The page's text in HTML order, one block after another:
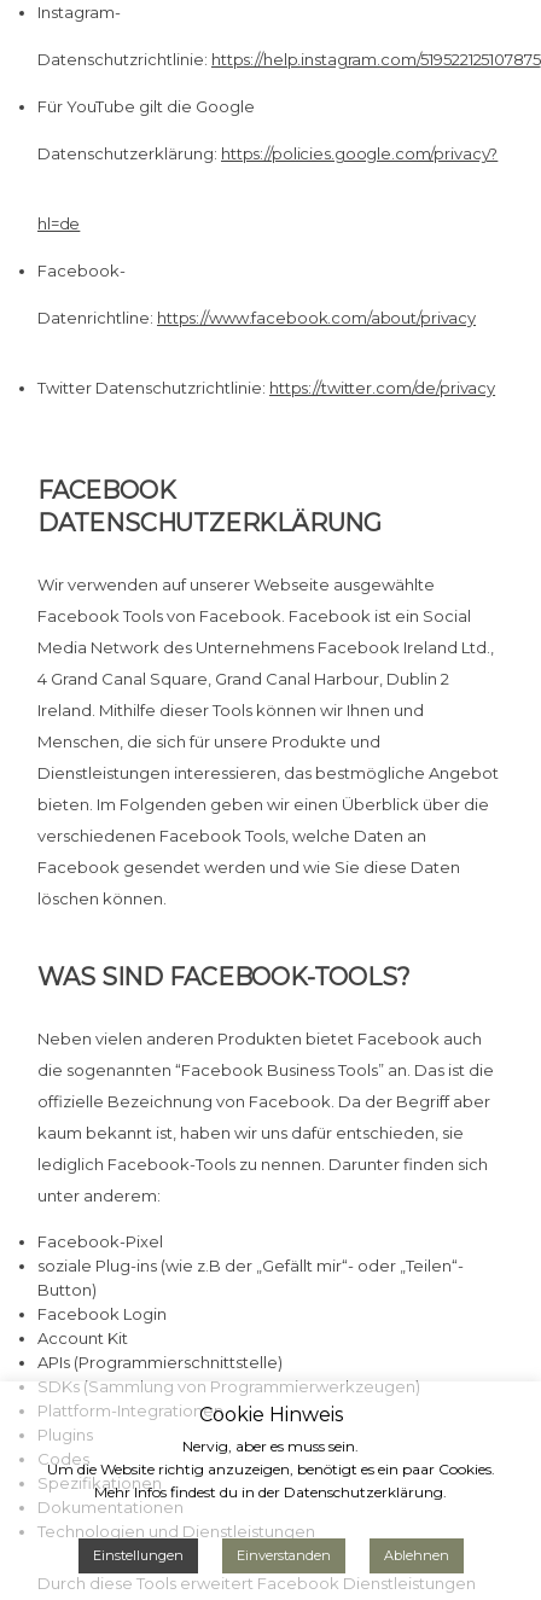
Instagram-
Datenschutzrichtlinie: https://help.instagram.com/519522125107875
Für YouTube gilt die Google
Datenschutzerklärung: https://policies.google.com/privacy?
hl=de
Facebook-
Datenrichtline: https://www.facebook.com/about/privacy
Twitter Datenschutzrichtlinie: https://twitter.com/de/privacy
FACEBOOK
DATENSCHUTZERKLÄRUNG
Wir verwenden auf unserer Webseite ausgewählte
Facebook Tools von Facebook. Facebook ist ein Social
Media Network des Unternehmens Facebook Ireland Ltd.,
4 Grand Canal Square, Grand Canal Harbour, Dublin 2
Ireland. Mithilfe dieser Tools können wir Ihnen und
Menschen, die sich für unsere Produkte und
Dienstleistungen interessieren, das bestmögliche Angebot
bieten. Im Folgenden geben wir einen Überblick über die
verschiedenen Facebook Tools, welche Daten an
Facebook gesendet werden und wie Sie diese Daten
löschen können.
WAS SIND FACEBOOK-TOOLS?
Neben vielen anderen Produkten bietet Facebook auch
die sogenannten “Facebook Business Tools” an. Das ist die
offizielle Bezeichnung von Facebook. Da der Begriff aber
kaum bekannt ist, haben wir uns dafür entschieden, sie
lediglich Facebook-Tools zu nennen. Darunter finden sich
unter anderem:
Facebook-Pixel
soziale Plug-ins (wie z.B der „Gefällt mir“- oder „Teilen“-
Button)
Facebook Login
Account Kit
APIs (Programmierschnittstelle)
SDKs (Sammlung von Programmierwerkzeugen)
Plattform-Integrationen
Plugins
Codes
Spezifikationen
Dokumentationen
Technologien und Dienstleistungen
Durch diese Tools erweitert Facebook Dienstleistungen
Cookie Hinweis
Nervig, aber es muss sein.
Um die Website richtig anzuzeigen, benötigt es ein paar Cookies.
Mehr Infos findest du in der Datenschutzerklärung.
Einstellungen Einverstanden Ablehnen